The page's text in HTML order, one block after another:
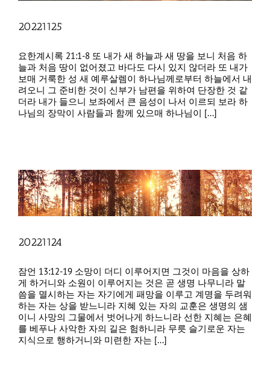
20221125
요한계시록 21:1-8 또 내가 새 하늘과 새 땅을 보니 처음 하
늘과 처음 땅이 없어졌고 바다도 다시 있지 않더라 또 내가
보매 거룩한 성 새 예루살렘이 하나님께로부터 하늘에서 내
려오니 그 준비한 것이 신부가 남편을 위하여 단장한 것 같
더라 내가 들으니 보좌에서 큰 음성이 나서 이르되 보라 하
나님의 장막이 사람들과 함께 있으매 하나님이 [...]
20221124
잠언 13:12-19 소망이 더디 이루어지면 그것이 마음을 상하
게 하거니와 소원이 이루어지는 것은 곧 생명 나무니라 말
씀을 멸시하는 자는 자기에게 패망을 이루고 계명을 두려워
하는 자는 상을 받느니라 지혜 있는 자의 교훈은 생명의 샘
이니 사망의 그물에서 벗어나게 하느니라 선한 지혜는 은혜
를 베푸나 사악한 자의 길은 험하니라 무릇 슬기로운 자는
지식으로 행하거니와 미련한 자는 [...]